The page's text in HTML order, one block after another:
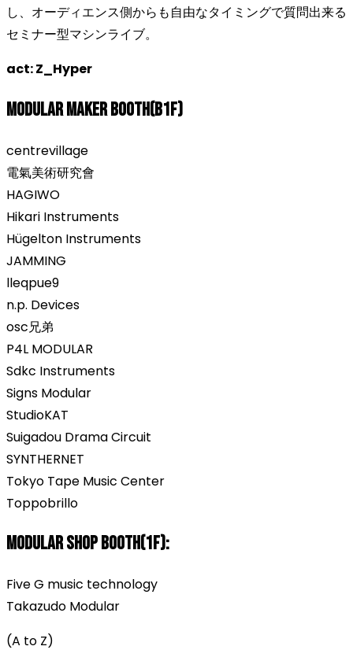
し、オーディエンス側からも自由なタイミングで質問出来る
セミナー型マシンライブ。
act: Z_Hyper
Modular Maker Booth(B1F)
centrevillage
電氣美術研究會
HAGIWO
Hikari Instruments
Hügelton Instruments
JAMMING
lleqpue9
n.p. Devices
osc兄弟
P4L MODULAR
Sdkc Instruments
Signs Modular
StudioKAT
Suigadou Drama Circuit
SYNTHERNET
Tokyo Tape Music Center
Toppobrillo
Modular Shop Booth(1F):
Five G music technology
Takazudo Modular
(A to Z)